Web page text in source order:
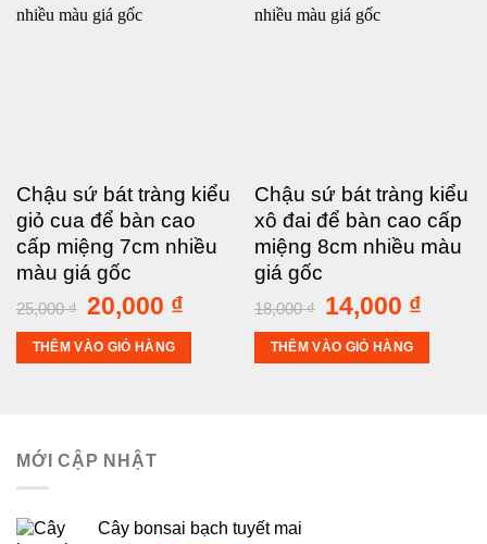
Chậu sứ bát tràng kiểu
giỏ cua để bàn cao
cấp miệng 7cm nhiều
màu giá gốc
25,000₫
Giá
gốc
là:
25,000 ₫.
20,000 ₫
là:
THÊM VÀO GIỎ HÀNG
Chậu sứ bát tràng kiểu
xô đai để bàn cao cấp
miệng 8cm nhiều màu
giá gốc
18,000₫
Giá
gốc
là:
18,000 ₫.
14,000 ₫
là:
THÊM VÀO GIỎ HÀNG
MỚI CẬP NHẬT
Cây bonsai bạch tuyết mai